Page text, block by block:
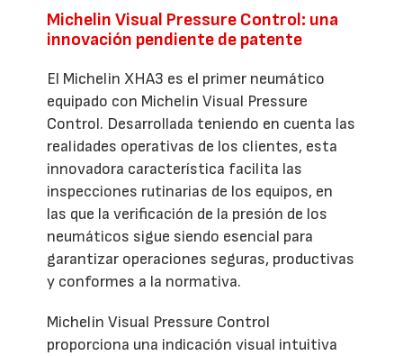
Michelin Visual Pressure Control: una
innovación pendiente de patente
El Michelin XHA3 es el primer neumático
equipado con Michelin Visual Pressure
Control. Desarrollada teniendo en cuenta las
realidades operativas de los clientes, esta
innovadora característica facilita las
inspecciones rutinarias de los equipos, en
las que la verificación de la presión de los
neumáticos sigue siendo esencial para
garantizar operaciones seguras, productivas
y conformes a la normativa.
Michelin Visual Pressure Control
proporciona una indicación visual intuitiva